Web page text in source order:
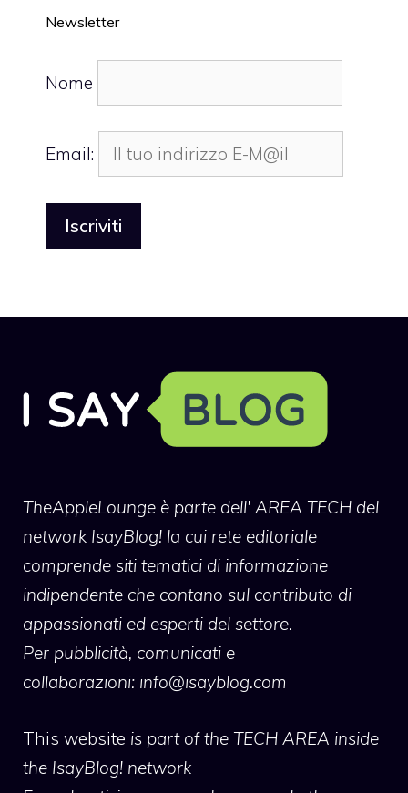
Newsletter
Nome
Email:
TheAppleLounge è parte dell' AREA TECH del
network IsayBlog! la cui rete editoriale
comprende siti tematici di informazione
indipendente che contano sul contributo di
appassionati ed esperti del settore.
Per pubblicità, comunicati e
collaborazioni: info@isayblog.com
This website is part of the TECH AREA inside
the IsayBlog! network